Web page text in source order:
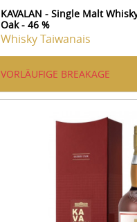
KAVALAN - Single Malt
Oak - 46 %
Whisky Taiwanais
VORLÄUFIGE BREAKAGE